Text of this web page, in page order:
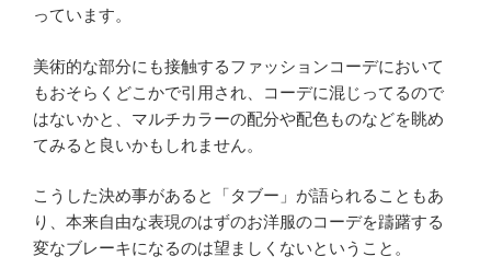
っています。
美術的な部分にも接触するファッションコーデにおいて
もおそらくどこかで引用され、コーデに混じってるので
はないかと、マルチカラーの配分や配色ものなどを眺め
てみると良いかもしれません。
こうした決め事があると「タブー」が語られることもあ
り、本来自由な表現のはずのお洋服のコーデを躊躇する
変なブレーキになるのは望ましくないということ。